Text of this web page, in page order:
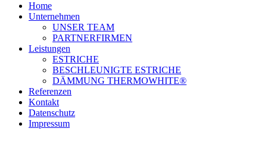
Home
Unternehmen
UNSER TEAM
PARTNERFIRMEN
Leistungen
ESTRICHE
BESCHLEUNIGTE ESTRICHE
DÄMMUNG THERMOWHITE®
Referenzen
Kontakt
Datenschutz
Impressum